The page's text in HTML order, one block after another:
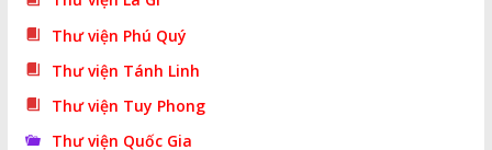
Thư viện Phú Quý
Thư viện Tánh Linh
Thư viện Tuy Phong
Thư viện Quốc Gia